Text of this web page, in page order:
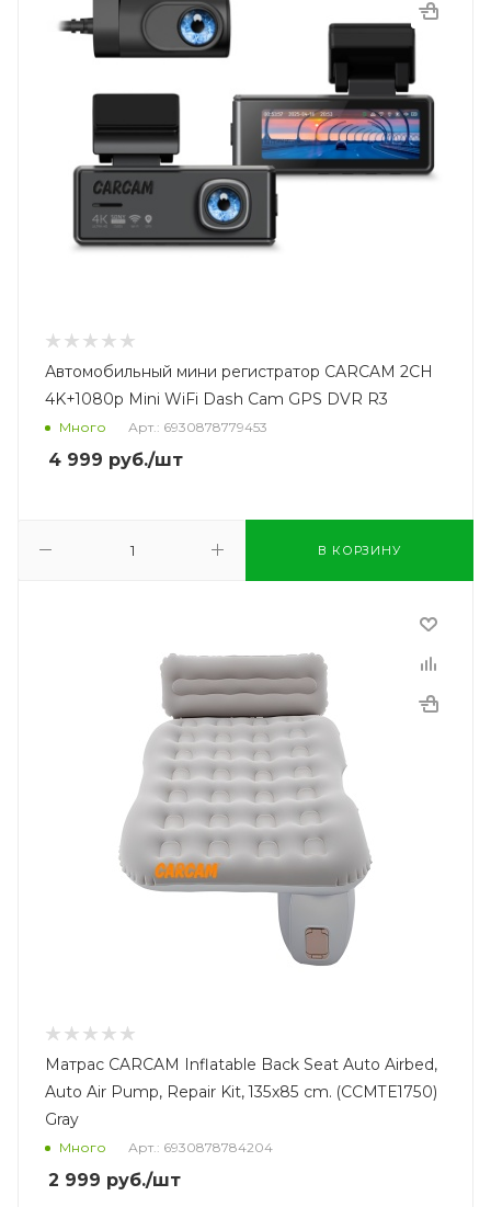
Автомобильный мини регистратор CARCAM 2CH
4K+1080p Mini WiFi Dash Cam GPS DVR R3
Много Арт.: 6930878779453
4 999 руб./шт
В КОРЗИНУ
Матрас CARCAM Inflatable Back Seat Auto Airbed,
Auto Air Pump, Repair Kit, 135x85 cm. (CCMTE1750)
Gray
Много Арт.: 6930878784204
2 999 руб./шт